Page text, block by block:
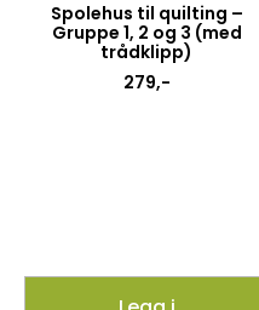
Spolehus til quilting –
Gruppe 1, 2 og 3 (med
trådklipp)
279,-